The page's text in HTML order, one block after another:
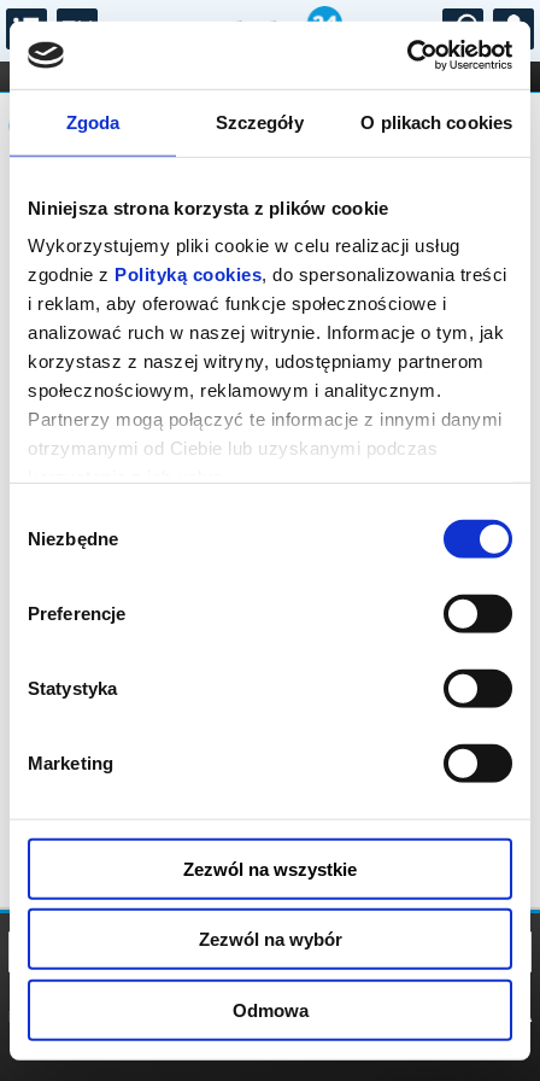
Zgoda Szczegóły O plikach cookies
Niniejsza strona korzysta z plików cookie
Wykorzystujemy pliki cookie w celu realizacji usług
zgodnie z Polityką cookies, do spersonalizowania treści
i reklam, aby oferować funkcje społecznościowe i
analizować ruch w naszej witrynie. Informacje o tym, jak
korzystasz z naszej witryny, udostępniamy partnerom
społecznościowym, reklamowym i analitycznym.
Partnerzy mogą połączyć te informacje z innymi danymi
otrzymanymi od Ciebie lub uzyskanymi podczas
zgody
Niezbędne
Preferencje
Statystyka
Marketing
Zezwól na wszystkie
Zezwól na wybór
Odmowa
...
FILHARMONIA OPERA I BALET
STAND-UP
DLA DZIECI
Komunikat
Sprzedaż biletów on-line na wydarzenie
została zakończona.
POLITYKA
POLITYKA